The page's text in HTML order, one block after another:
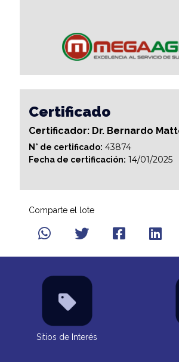
Certificado
Certificador: Dr. Bernardo
N° de certificado: 43874
Fecha de certificación: 14/01/2025
Comparte el lote
Sitios de Interés